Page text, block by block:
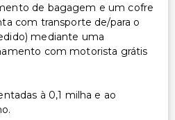
de bagagem e um cofre
com transporte de/para o
mediante uma
com motorista grátis
à 0,1 milha e ao